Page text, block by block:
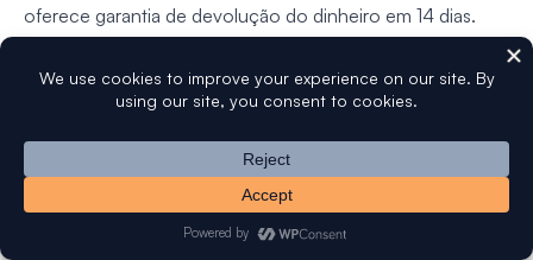
oferece garantia de devolução do dinheiro em 14 dias.
Se este artigo ajudou você, por favor, siga-nos no
eTwitterpara mais dicas e tutoriais do
Aviso: Nosso conteúdo é sustentado pelos leitores. Isso significa que,
se você clicar em alguns de nossos links, poderemos ganhar uma
como você pode nos apoiar.